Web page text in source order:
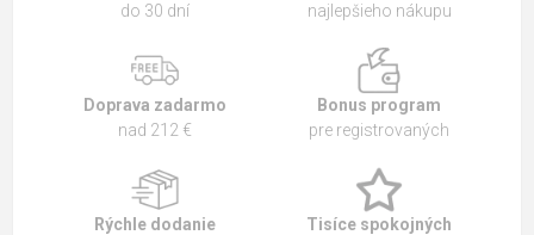
do 30 dní
najlepšieho nákupu
Doprava zadarmo
nad 212 €
Bonus program
pre registrovaných
Rýchle dodanie
Tisíce spokojných